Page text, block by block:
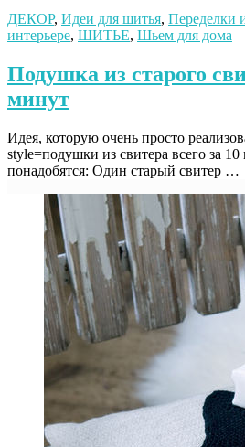
ДЕКОР, Идеи для шитья, Переделки
интерьере, ШИТЬЕ, Шьем для дома
Подушка из старого
минут
Идея, которую очень просто
style=подушки из свитера всего за
понадобятся: Один старый свитер …